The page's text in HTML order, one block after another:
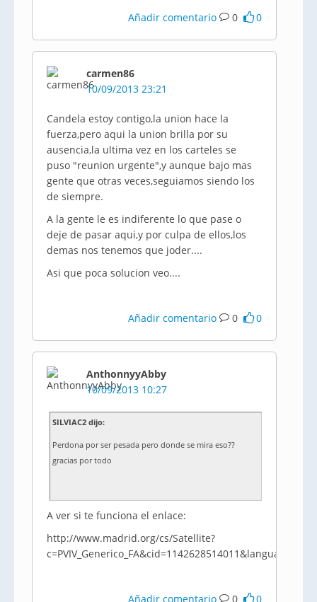
Añadir comentario 0 0
carmen86
10/09/2013 23:21
Candela estoy contigo,la union hace la
fuerza,pero aqui la union brilla por su
ausencia,la ultima vez en los carteles se
puso "reunion urgente",y aunque bajo mas
gente que otras veces,seguiamos siendo los
de siempre.
A la gente le es indiferente lo que pase o
deje de pasar aqui,y por culpa de ellos,los
demas nos tenemos que joder....
Asi que poca solucion veo....
Añadir comentario 0 0
AnthonnyyAbby
10/09/2013 10:27
SILVIAC2 dijo:
Perdona por ser pesada pero donde se mira eso??
gracias por todo
A ver si te funciona el enlace:
http://www.madrid.org/cs/Satellite?
Añadir comentario 0 0